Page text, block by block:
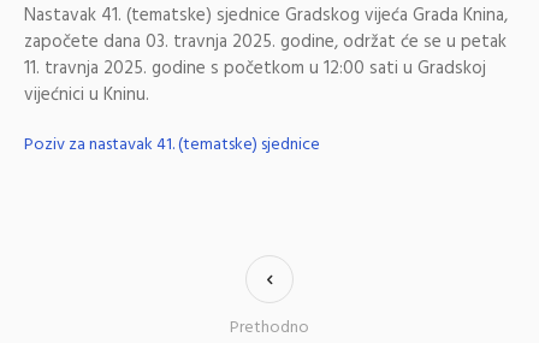
Nastavak 41. (tematske) sjednice Gradskog vijeća Grada Knina,
započete dana 03. travnja 2025. godine, održat će se u petak
11. travnja 2025. godine s početkom u 12:00 sati u Gradskoj
vijećnici u Kninu.
Poziv za nastavak 41. (tematske) sjednice
Prethodno